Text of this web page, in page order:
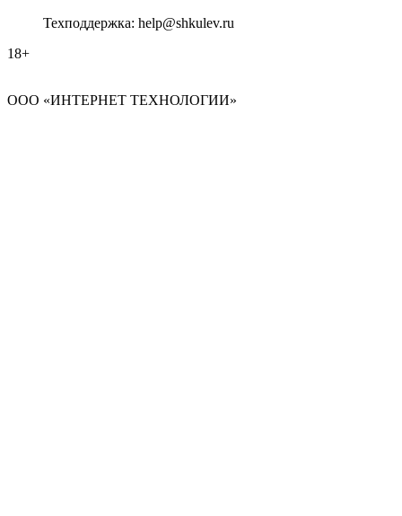
Техподдержка: help@shkulev.ru
18+
ООО «ИНТЕРНЕТ ТЕХНОЛОГИИ»